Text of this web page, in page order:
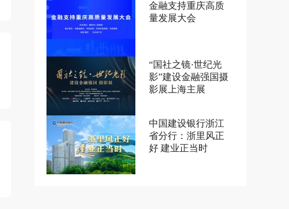
金融支持重庆高质
量发展大会
“国社之镜·世纪光
影”建设金融强国摄
影展上海主展
中国建设银行浙江
省分行：浙里风正
好 建业正当时